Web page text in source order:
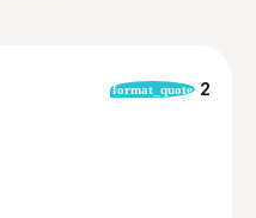
format_quote 2